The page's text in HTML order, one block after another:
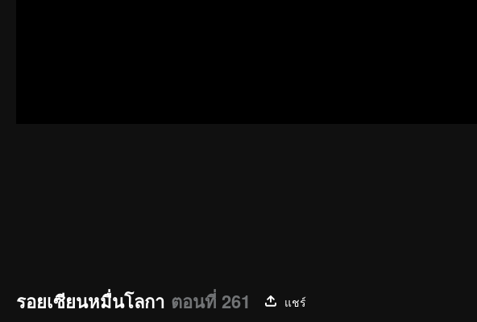
รอยเซียนหมื่นโลกา ตอนที่ 261
แชร์